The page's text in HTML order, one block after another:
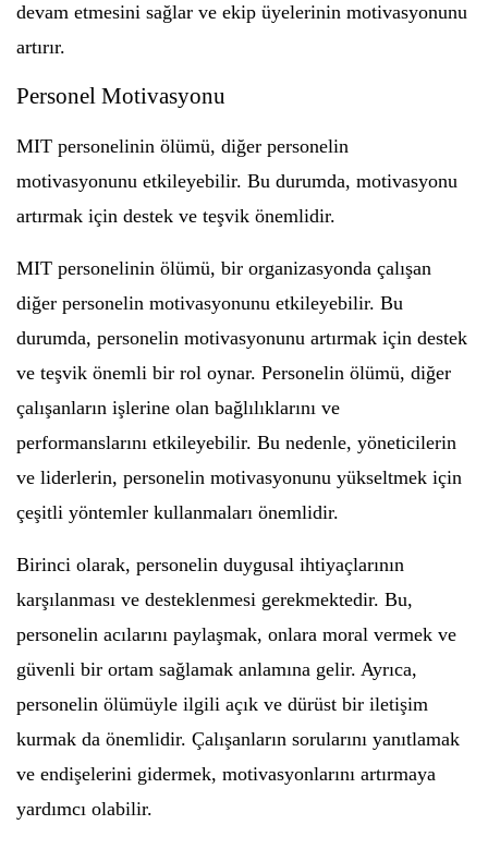
devam etmesini sağlar ve ekip üyelerinin motivasyonunu
artırır.
Personel Motivasyonu
MIT personelinin ölümü, diğer personelin
motivasyonunu etkileyebilir. Bu durumda, motivasyonu
artırmak için destek ve teşvik önemlidir.
MIT personelinin ölümü, bir organizasyonda çalışan
diğer personelin motivasyonunu etkileyebilir. Bu
durumda, personelin motivasyonunu artırmak için destek
ve teşvik önemli bir rol oynar. Personelin ölümü, diğer
çalışanların işlerine olan bağlılıklarını ve
performanslarını etkileyebilir. Bu nedenle, yöneticilerin
ve liderlerin, personelin motivasyonunu yükseltmek için
çeşitli yöntemler kullanmaları önemlidir.
Birinci olarak, personelin duygusal ihtiyaçlarının
karşılanması ve desteklenmesi gerekmektedir. Bu,
personelin acılarını paylaşmak, onlara moral vermek ve
güvenli bir ortam sağlamak anlamına gelir. Ayrıca,
personelin ölümüyle ilgili açık ve dürüst bir iletişim
kurmak da önemlidir. Çalışanların sorularını yanıtlamak
ve endişelerini gidermek, motivasyonlarını artırmaya
yardımcı olabilir.